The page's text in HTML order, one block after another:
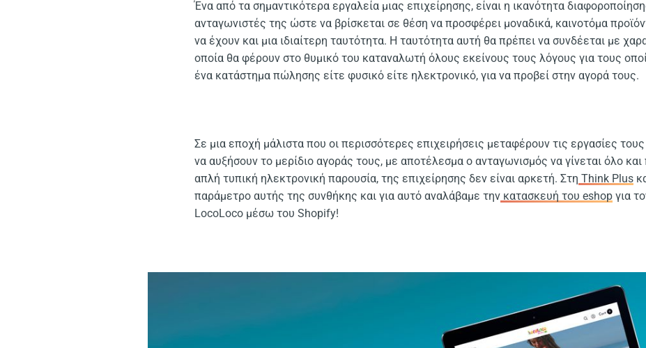
Ένα από τα σημαντικότερα εργαλεία μιας επιχείρησης, είναι η ικανότητα
ανταγωνιστές της ώστε να βρίσκεται σε θέση να προσφέρει μοναδικά, καινοτόμα
να έχουν και μια ιδιαίτερη ταυτότητα. Η ταυτότητα αυτή θα πρέπει να συνδέεται με
οποία θα φέρουν στο θυμικό του καταναλωτή όλους εκείνους τους λόγους για τους
ένα κατάστημα πώλησης είτε φυσικό είτε ηλεκτρονικό, για να προβεί στην αγορά τους.
Σε μια εποχή μάλιστα που οι περισσότερες επιχειρήσεις μεταφέρουν τις εργασίες τους
να αυξήσουν το μερίδιο αγοράς τους, με αποτέλεσμα ο ανταγωνισμός να γίνεται όλο και
απλή τυπική ηλεκτρονική παρουσία, της επιχείρησης δεν είναι αρκετή. Στη Think Plus
παράμετρο αυτής της συνθήκης και για αυτό αναλάβαμε την κατασκευή του eshop για
LocoLoco μέσω του Shopify!